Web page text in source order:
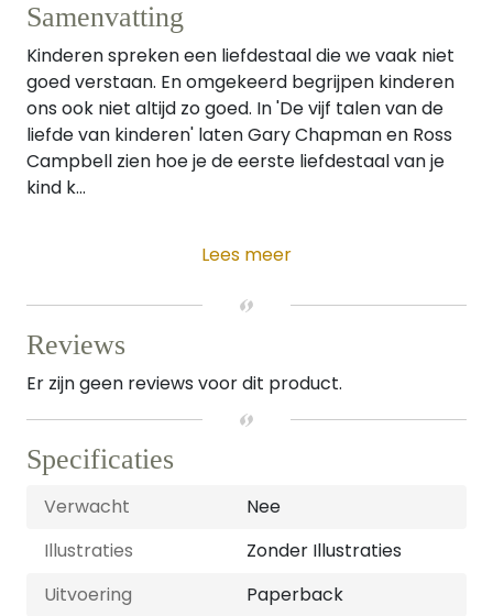
Samenvatting
Kinderen spreken een liefdestaal die we vaak niet
goed verstaan. En omgekeerd begrijpen kinderen
ons ook niet altijd zo goed. In 'De vijf talen van de
liefde van kinderen' laten Gary Chapman en Ross
Campbell zien hoe je de eerste liefdestaal van je
kind k...
Lees meer
Reviews
Er zijn geen reviews voor dit product.
Specificaties
Verwacht
Nee
Illustraties
Zonder Illustraties
Uitvoering
Paperback